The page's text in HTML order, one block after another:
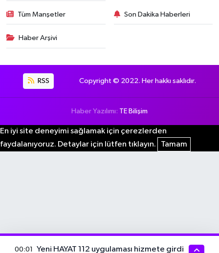
Tüm Manşetler Son Dakika Haberleri
Haber Arşivi
RSS Copyright © 2022. Her hakkı saklıdır.
Haber Yazılımı: TE Bilişim
En iyi site deneyimi sağlamak için çerezlerden
faydalanıyoruz. Detaylar için lütfen tıklayın.
Tamam
00:01 Yeni HAYAT 112 uygulaması hizmete girdi